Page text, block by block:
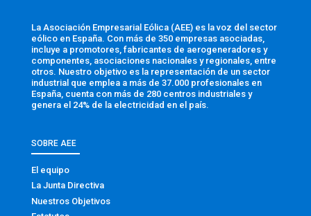
La Asociación Empresarial Eólica (AEE) es la voz del sector
eólico en España. Con más de 350 empresas asociadas,
incluye a promotores, fabricantes de aerogeneradores y
componentes, asociaciones nacionales y regionales, entre
otros. Nuestro objetivo es la representación de un sector
industrial que emplea a más de 37.000 profesionales en
España, cuenta con más de 280 centros industriales y
genera el 24% de la electricidad en el país.
SOBRE AEE
El equipo
La Junta Directiva
Nuestros Objetivos